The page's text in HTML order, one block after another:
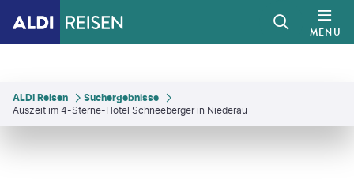
MENÜ
ALDI Reisen
Suchergebnisse
Auszeit im 4-Sterne-Hotel Schneeberger in Niederau